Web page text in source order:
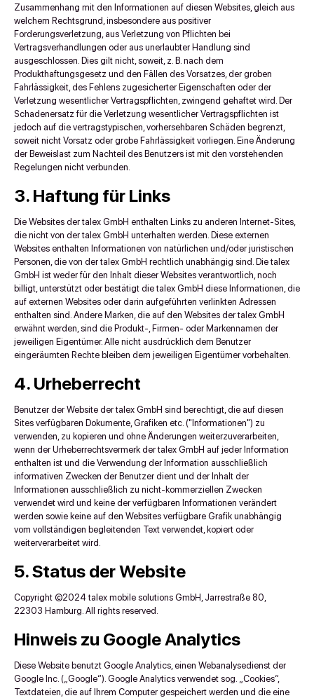
Zusammenhang mit den Informationen auf diesen Websites, gleich aus
welchem Rechtsgrund, insbesondere aus positiver
Forderungsverletzung, aus Verletzung von Pflichten bei
Vertragsverhandlungen oder aus unerlaubter Handlung sind
ausgeschlossen. Dies gilt nicht, soweit, z. B. nach dem
Produkthaftungsgesetz und den Fällen des Vorsatzes, der groben
Fahrlässigkeit, des Fehlens zugesicherter Eigenschaften oder der
Verletzung wesentlicher Vertragspflichten, zwingend gehaftet wird. Der
Schadenersatz für die Verletzung wesentlicher Vertragspflichten ist
jedoch auf die vertragstypischen, vorhersehbaren Schäden begrenzt,
soweit nicht Vorsatz oder grobe Fahrlässigkeit vorliegen. Eine Änderung
der Beweislast zum Nachteil des Benutzers ist mit den vorstehenden
Regelungen nicht verbunden.
3. Haftung für Links
Die Websites der talex GmbH enthalten Links zu anderen Internet-Sites,
die nicht von der talex GmbH unterhalten werden. Diese externen
Websites enthalten Informationen von natürlichen und/oder juristischen
Personen, die von der talex GmbH rechtlich unabhängig sind. Die talex
GmbH ist weder für den Inhalt dieser Websites verantwortlich, noch
billigt, unterstützt oder bestätigt die talex GmbH diese Informationen, die
auf externen Websites oder darin aufgeführten verlinkten Adressen
enthalten sind. Andere Marken, die auf den Websites der talex GmbH
erwähnt werden, sind die Produkt-, Firmen- oder Markennamen der
jeweiligen Eigentümer. Alle nicht ausdrücklich dem Benutzer
eingeräumten Rechte bleiben dem jeweiligen Eigentümer vorbehalten.
4. Urheberrecht
Benutzer der Website der talex GmbH sind berechtigt, die auf diesen
Sites verfügbaren Dokumente, Grafiken etc. ("Informationen") zu
verwenden, zu kopieren und ohne Änderungen weiterzuverarbeiten,
wenn der Urheberrechtsvermerk der talex GmbH auf jeder Information
enthalten ist und die Verwendung der Information ausschließlich
informativen Zwecken der Benutzer dient und der Inhalt der
Informationen ausschließlich zu nicht-kommerziellen Zwecken
verwendet wird und keine der verfügbaren Informationen verändert
werden sowie keine auf den Websites verfügbare Grafik unabhängig
vom vollständigen begleitenden Text verwendet, kopiert oder
weiterverarbeitet wird.
5. Status der Website
Copyright ©2024 talex mobile solutions GmbH, Jarrestraße 80,
22303 Hamburg. All rights reserved.
Hinweis zu Google Analytics
Diese Website benutzt Google Analytics, einen Webanalysedienst der
Google Inc. („Google“). Google Analytics verwendet sog. „Cookies“,
Textdateien, die auf Ihrem Computer gespeichert werden und die eine